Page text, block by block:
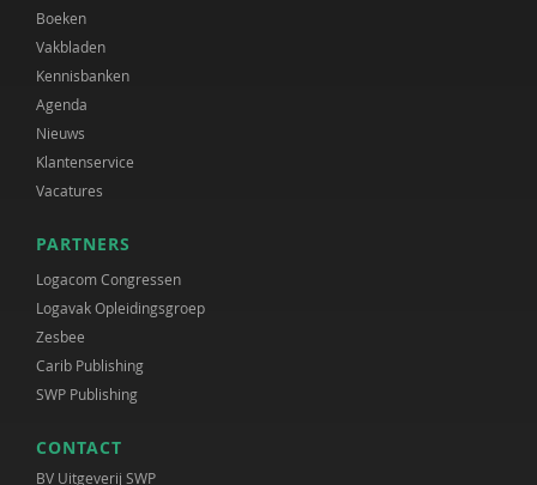
Boeken
Vakbladen
Kennisbanken
Agenda
Nieuws
Klantenservice
Vacatures
PARTNERS
Logacom Congressen
Logavak Opleidingsgroep
Zesbee
Carib Publishing
SWP Publishing
CONTACT
BV Uitgeverij SWP